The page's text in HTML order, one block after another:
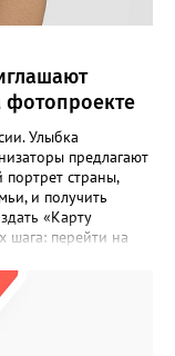
фотопроекте
Улыбка
предлагают
портрет страны,
и получить
«Карту
шага: перейти на
подойдёт портрет
поколений в
городов,